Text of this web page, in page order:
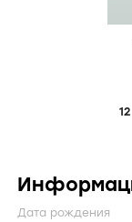
12
Дата рождения